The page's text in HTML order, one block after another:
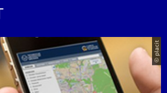
© placit